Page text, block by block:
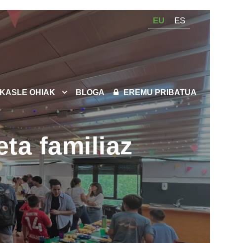
EU ES
IKASLE OHIAK BLOGA EREMU PRIBATUA
familiaz